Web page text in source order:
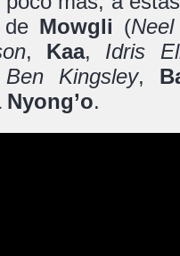
Mowgli (
, Kaa, Idris
Ben Kingsley,
.